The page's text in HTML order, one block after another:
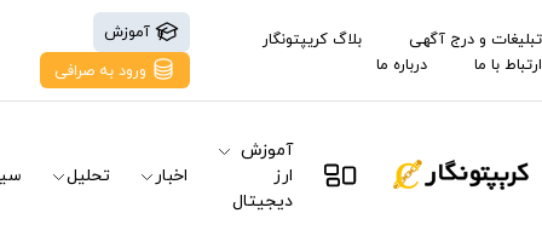
تبلیغات و درج آگهی
بلاگ کریپتونگار
ارتباط با ما
درباره ما
آموزش
ورود به صرافی
آموزش
ارز
دیجیتال
اخبار تحلیل